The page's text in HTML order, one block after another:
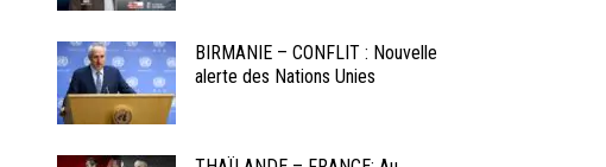
BIRMANIE – CONFLIT : Nouvelle
alerte des Nations Unies